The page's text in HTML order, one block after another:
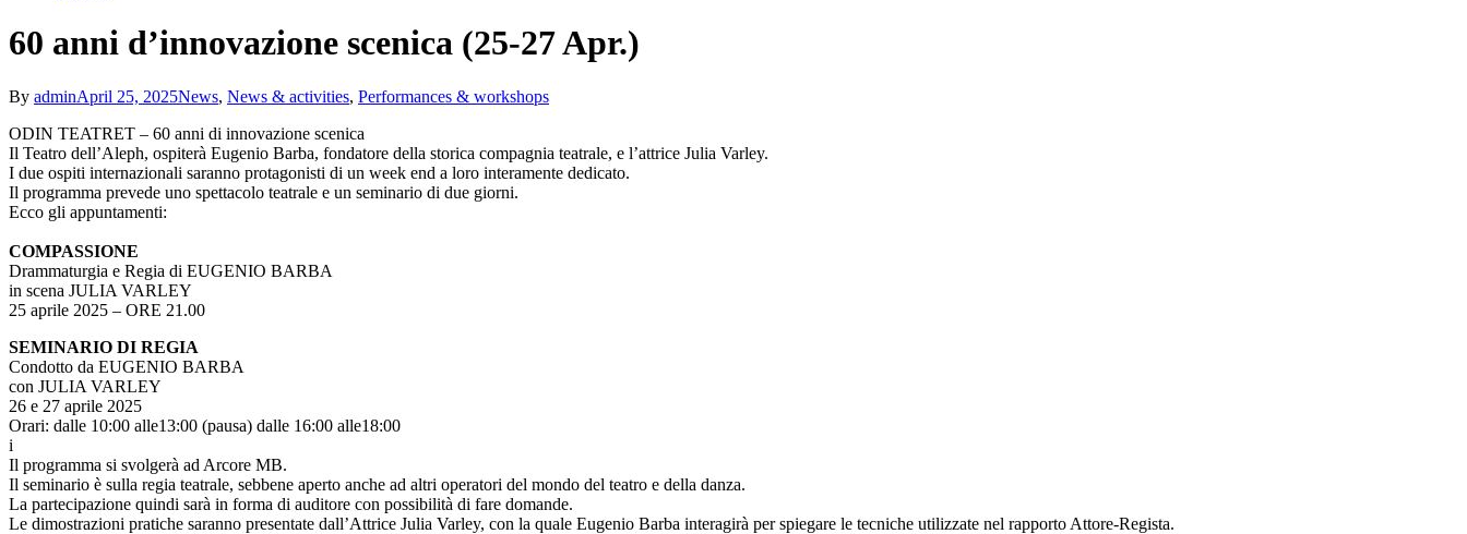
60 anni d’innovazione scenica (25-27 Apr.)
By adminApril 25, 2025News, News & activities, Performances & workshops
ODIN TEATRET – 60 anni di innovazione scenica
Il Teatro dell’Aleph, ospiterà Eugenio Barba, fondatore della storica compagnia teatrale, e l’attrice Julia Varley.
I due ospiti internazionali saranno protagonisti di un week end a loro interamente dedicato.
Il programma prevede uno spettacolo teatrale e un seminario di due giorni.
Ecco gli appuntamenti:
COMPASSIONE
Drammaturgia e Regia di EUGENIO BARBA
in scena JULIA VARLEY
25 aprile 2025 – ORE 21.00
SEMINARIO DI REGIA
Condotto da EUGENIO BARBA
con JULIA VARLEY
26 e 27 aprile 2025
Orari: dalle 10:00 alle13:00 (pausa) dalle 16:00 alle18:00
i
Il programma si svolgerà ad Arcore MB.
Il seminario è sulla regia teatrale, sebbene aperto anche ad altri operatori del mondo del teatro e della danza.
La partecipazione quindi sarà in forma di auditore con possibilità di fare domande.
Le dimostrazioni pratiche saranno presentate dall’Attrice Julia Varley, con la quale Eugenio Barba interagirà per spiegare le tecniche utilizzate nel rapporto Attore-Regista.